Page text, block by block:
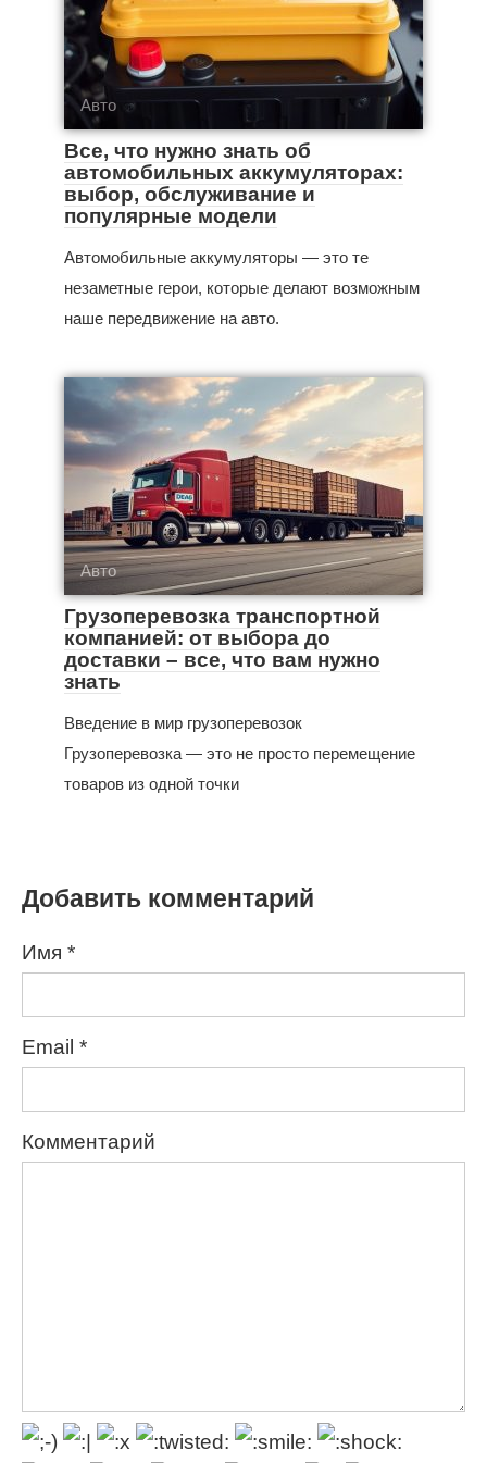
Авто
Все, что нужно знать об
автомобильных аккумуляторах:
выбор, обслуживание и
популярные модели
Автомобильные аккумуляторы — это те
незаметные герои, которые делают возможным
наше передвижение на авто.
Авто
Грузоперевозка транспортной
компанией: от выбора до
доставки – все, что вам нужно
знать
Введение в мир грузоперевозок
Грузоперевозка — это не просто перемещение
товаров из одной точки
Добавить комментарий
Имя *
Email *
Комментарий